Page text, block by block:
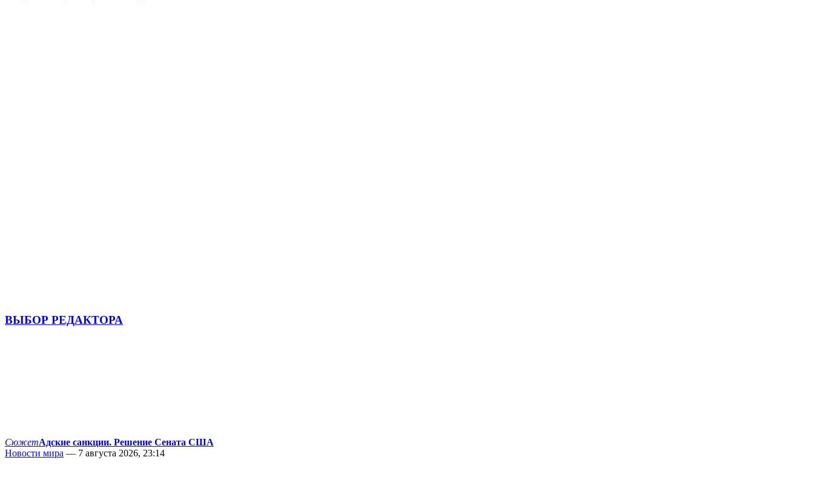
ВЫБОР РЕДАКТОРА
СюжетАдские санкции. Решение Сената США
Новости мира — 7 августа 2026, 23:14